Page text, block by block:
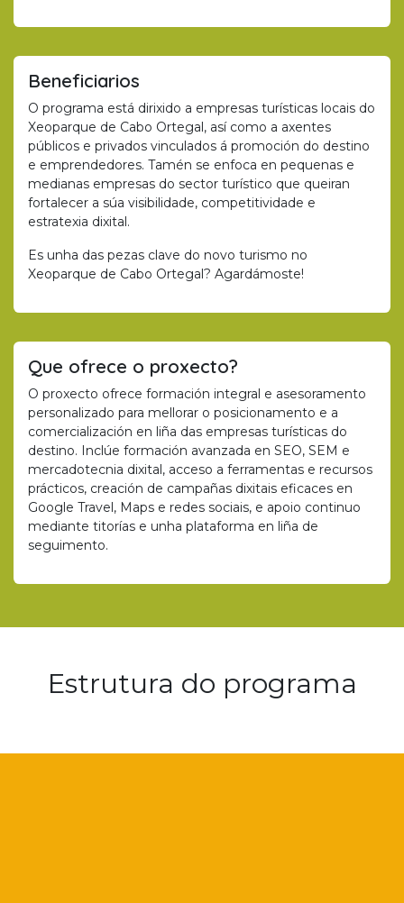
Beneficiarios
O programa está dirixido a empresas turísticas locais do
Xeoparque de Cabo Ortegal, así como a axentes
públicos e privados vinculados á promoción do destino
e emprendedores. Tamén se enfoca en pequenas e
medianas empresas do sector turístico que queiran
fortalecer a súa visibilidade, competitividade e
estratexia dixital.
Es unha das pezas clave do novo turismo no
Xeoparque de Cabo Ortegal? Agardámoste!
Que ofrece o proxecto?
O proxecto ofrece formación integral e asesoramento
personalizado para mellorar o posicionamento e a
comercialización en liña das empresas turísticas do
destino. Inclúe formación avanzada en SEO, SEM e
mercadotecnia dixital, acceso a ferramentas e recursos
prácticos, creación de campañas dixitais eficaces en
Google Travel, Maps e redes sociais, e apoio continuo
mediante titorías e unha plataforma en liña de
seguimento.
Estrutura do programa